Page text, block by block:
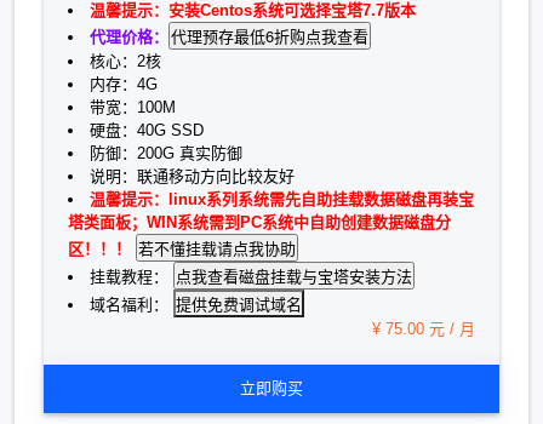
温馨提示：安装Centos系统可选择宝塔7.7版本
代理价格：
核心：2核
内存：4G
带宽：100M
硬盘：40G SSD
防御：200G 真实防御
说明：联通移动方向比较友好
温馨提示：linux系列系统需先自助挂载数据磁盘再装宝
塔类面板；WIN系统需到PC系统中自助创建数据磁盘分
区！！！
挂载教程：
域名福利：
提供免费调试域名
¥ 75.00 元 / 月
立即购买